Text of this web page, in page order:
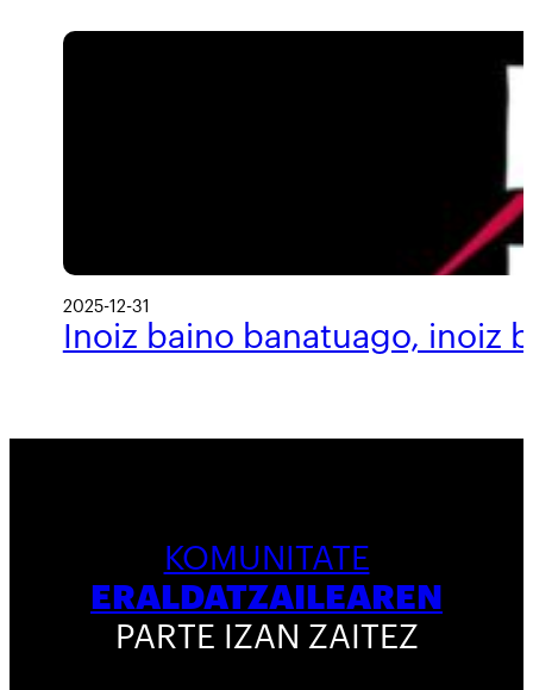
2025-12-31
Inoiz baino banatuago, inoiz
KOMUNITATE
ERALDATZAILEAREN
PARTE IZAN ZAITEZ